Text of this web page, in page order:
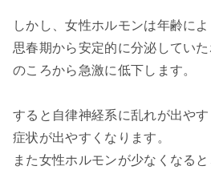
しかし、女性ホルモンは年齢に
思春期から安定的に分泌してい
のころから急激に低下します。
すると自律神経系に乱れが出や
症状が出やすくなります。
また女性ホルモンが少なくなる